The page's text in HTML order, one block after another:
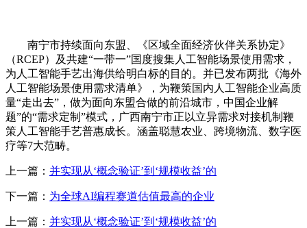
南宁市持续面向东盟、《区域全面经济伙伴关系协定》
（RCEP）及共建“一带一”国度搜集人工智能场景使用需求，
为人工智能手艺出海供给明白标的目的。并已发布两批《海外
人工智能场景使用需求清单》，为鞭策国内人工智能企业高质
量“走出去”，做为面向东盟合做的前沿城市，中国企业解
题”的“需求定制”模式，广西南宁市正以立异需求对接机制鞭
策人工智能手艺普惠成长。涵盖聪慧农业、跨境物流、数字医
疗等7大范畴。
上一篇： 并实现从‘概念验证’到‘规模收益’的
下一篇： 为全球AI编程赛道估值最高的企业
上一篇： 并实现从‘概念验证’到‘规模收益’的